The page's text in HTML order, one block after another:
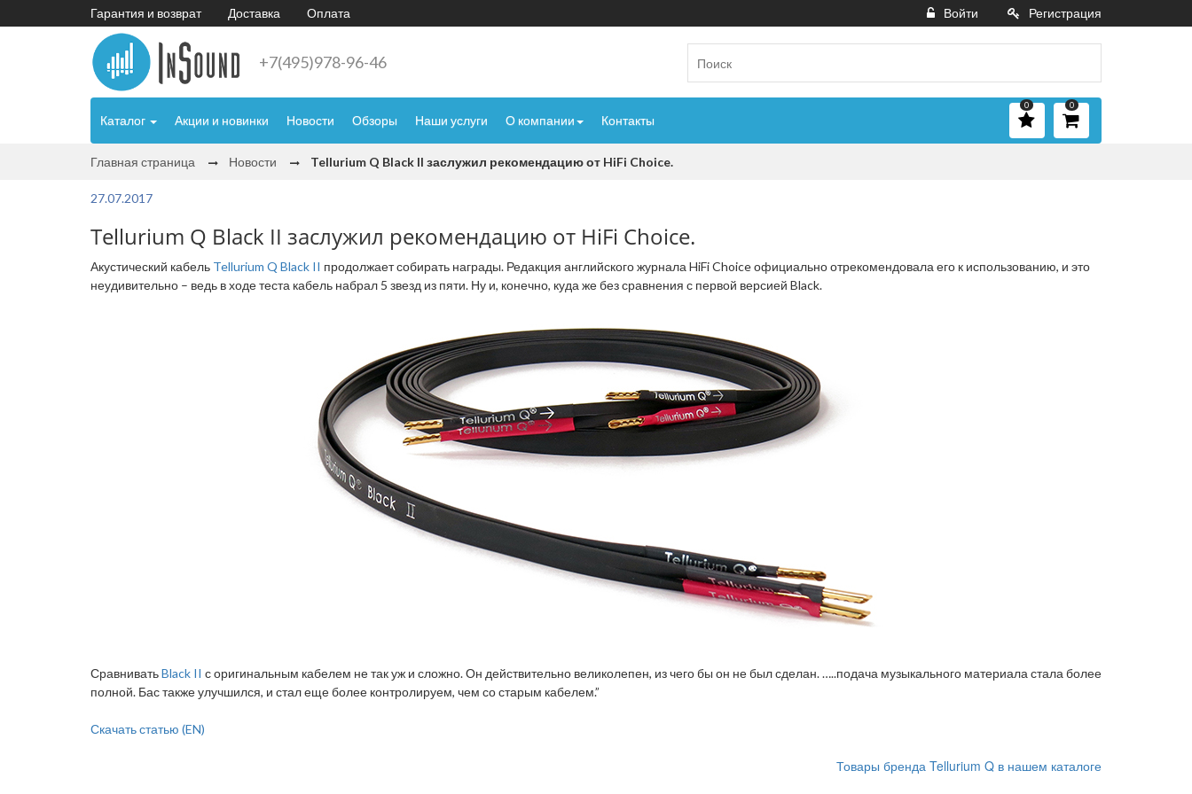
Гарантия и возврат Доставка Оплата Войти Регистрация
+7(495)978-96-46
Каталог Акции и новинки Новости Обзоры Наши услуги О компании Контакты
0
0
Главная страница Новости Tellurium Q Black II заслужил рекомендацию от HiFi Choice.
27.07.2017
Tellurium Q Black II заслужил рекомендацию от HiFi Choice.
Акустический кабель Tellurium Q Black II продолжает собирать награды. Редакция английского журнала HiFi Choice официально отрекомендовала его к использованию, и это
неудивительно – ведь в ходе теста кабель набрал 5 звезд из пяти. Ну и, конечно, куда же без сравнения с первой версией Black.
СравниватьBlack II с оригинальным кабелем не так уж и сложно. Он действительно великолепен, из чего бы он не был сделан. …..подача музыкального материала стала более
полной. Бас также улучшился, и стал еще более контролируем, чем со старым кабелем.”
Скачать статью (EN)
Товары бренда Tellurium Q в нашем каталоге